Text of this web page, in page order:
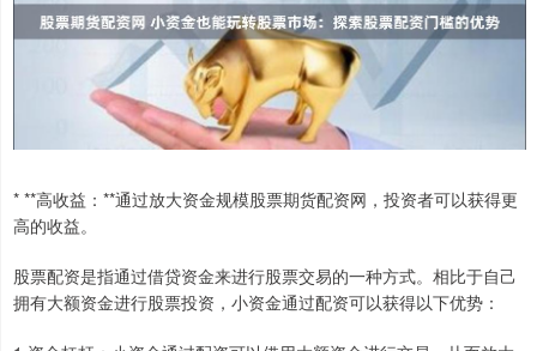
* **高收益：**通过放大资金规模股票期货配资网，投资者可以获得更
高的收益。
股票配资是指通过借贷资金来进行股票交易的一种方式。相比于自己
拥有大额资金进行股票投资，小资金通过配资可以获得以下优势：